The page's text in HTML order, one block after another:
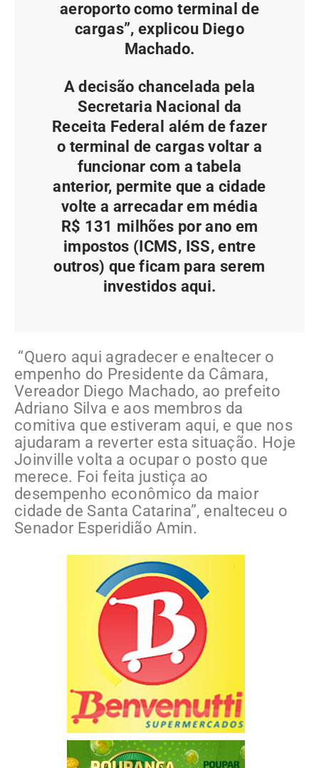
aeroporto como terminal de
cargas”, explicou Diego
Machado.
A decisão chancelada pela
Secretaria Nacional da
Receita Federal além de fazer
o terminal de cargas voltar a
funcionar com a tabela
anterior, permite que a cidade
volte a arrecadar em média
R$ 131 milhões por ano em
impostos (ICMS, ISS, entre
outros) que ficam para serem
investidos aqui.
“Quero aqui agradecer e enaltecer o
empenho do Presidente da Câmara,
Vereador Diego Machado, ao prefeito
Adriano Silva e aos membros da
comitiva que estiveram aqui, e que nos
ajudaram a reverter esta situação. Hoje
Joinville volta a ocupar o posto que
merece. Foi feita justiça ao
desempenho econômico da maior
cidade de Santa Catarina”, enalteceu o
Senador Esperidião Amin.